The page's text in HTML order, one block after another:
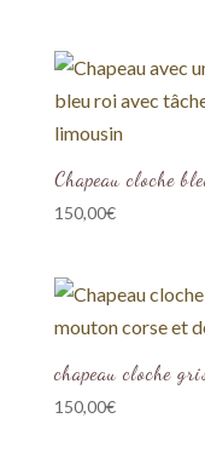
Chapeau cloche
150,00€
chapeau cloche
150,00€